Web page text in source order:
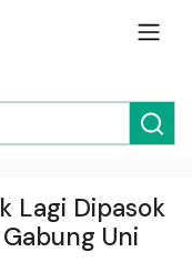
Lagi Dipasok
Uni